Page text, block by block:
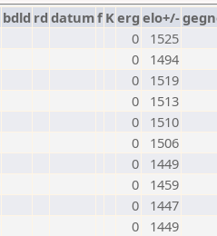
bdld rd datumf Kerg elo+/-
0
1525
0
1494
0
1519
0
1513
0
1510
0
1506
0
1449
0
1459
0
1447
0
1449